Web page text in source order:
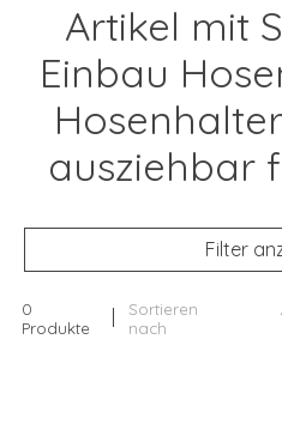
Artikel mit
Einbau
ausziehbar
Filter
0
Produkte
Sortieren
nach